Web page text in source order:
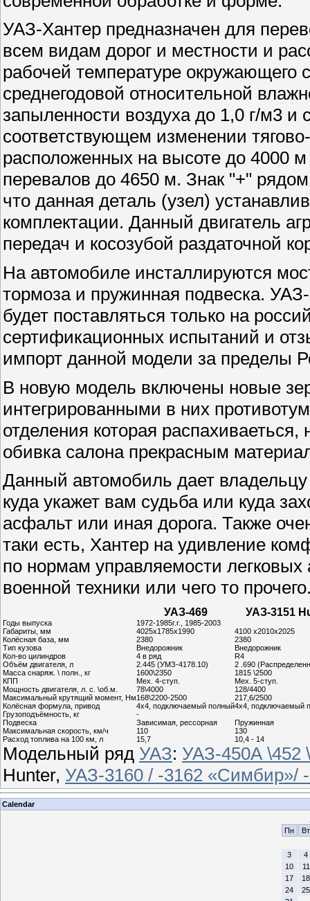
УАЗ-Хантер предназначен для
всем видам дорог и местности и
рабочей температуре
среднегодовой относительной
запыленности воздуха до 1,0 г/м3 и
соответствующем изменении
расположенных на высоте до 4000
перевалов до 4650 м. Знак "+"
что данная деталь (узел)
комплектации. Данный двигатель
передач и косозубой раздаточной
На автомобиле инсталлируются
тормоза и пружинная подвеска.
будет поставляться только на
сертификационных испытаний и
импорт данной модели за пределы
В новую модель включены новые
интегрированными в них
отделения которая
обивка салона прекрасным
Данный автомобиль дает
куда укажет вам судьба или куда
асфальт или иная дорога. Также
таки есть, Хантер на удивление
по нормам управляемости
военной техники или чего то
УАЗ-469 УАЗ-3151
Годы выпуска
1972-1985г.г., 1985-2003
Габариты, мм
4025х1785х1990
4100 х2010х2025
Колёсная база, мм
2380
2380
Тип кузова
Внедорожник
Внедорожник
Кол-во цилиндров
4 в ряд
R4
Объём двигателя, л
2.445 (УМЗ-4178.10)
2 .690
Масса снаряж. \ полн., кг
1600\2350
1815 \2500
КПП
Мех. 4-ступ.
Мех. 5-ступ.
Мощность двигателя, л. с. \об.м.
78\4000
128/4400
Максимальный крутящий момент, Нм168\2200-2500
217,6/2500
Колёсная формула, привод
4x4, подключаемый полный4x4, подключаемый
Грузоподъёмность, кг
-
Подвеска
Зависимая, рессорная
Пружинная
Максимальная скорость, км/ч
110
130
Расход топлива на 100 км, л
15,7 10,4 - 14
Модельный ряд УАЗ: УАЗ-450А
Hunter, УАЗ-3160 / -3162 «Симбир»/
Calendar
Пн
Вт
3
4
10
11
17
18
24
25